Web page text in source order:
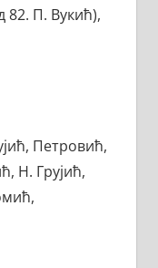
82. П. Вукић),
Петровић,
Н. Грујић,